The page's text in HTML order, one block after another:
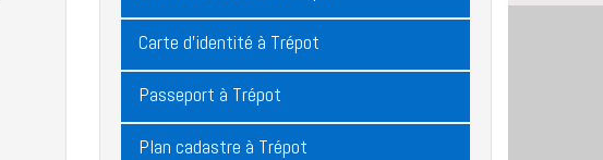
Carte d'identité à Trépot
Passeport à Trépot
Plan cadastre à Trépot